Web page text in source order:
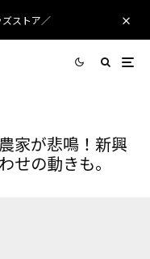
ズストア／
家が悲鳴！新興
せの動きも。